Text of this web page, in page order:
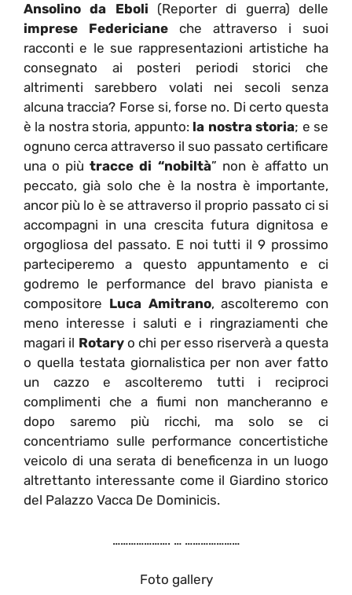
Ansolino da Eboli (Reporter di guerra) delle
imprese Federiciane che attraverso i suoi
racconti e le sue rappresentazioni artistiche ha
consegnato ai posteri periodi storici che
altrimenti sarebbero volati nei secoli senza
alcuna traccia? Forse si, forse no. Di certo questa
è la nostra storia, appunto: la nostra storia; e se
ognuno cerca attraverso il suo passato certificare
una o piùtracce di “nobiltà” non è affatto un
peccato, già solo che è la nostra è importante,
ancor più lo è se attraverso il proprio passato ci si
accompagni in una crescita futura dignitosa e
orgogliosa del passato. E noi tutti il 9 prossimo
parteciperemo a questo appuntamento e ci
godremo le performance del bravo pianista e
compositore Luca Amitrano, ascolteremo con
meno interesse i saluti e i ringraziamenti che
magari il Rotaryo chi per esso riserverà a questa
o quella testata giornalistica per non aver fatto
un cazzo e ascolteremo tutti i reciproci
complimenti che a fiumi non mancheranno e
dopo saremo più ricchi, ma solo se ci
concentriamo sulle performance concertistiche
veicolo di una serata di beneficenza in un luogo
altrettanto interessante come il Giardino storico
del Palazzo Vacca De Dominicis.
…………………. … …………………
Foto gallery